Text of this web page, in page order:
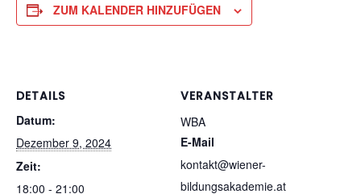
ZUM KALENDER HINZUFÜGEN
DETAILS
Datum:
Dezember 9, 2024
Zeit:
18:00 - 21:00
VERANSTALTER
WBA
E-Mail
kontakt@wiener-
bildungsakademie.at